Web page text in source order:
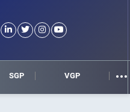
SGP VGP